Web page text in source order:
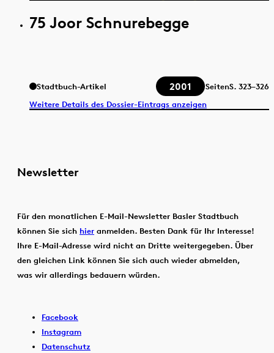
75 Joor Schnurebegge
Stadtbuch-Artikel 2001 SeitenS. 323–326
Weitere Details des Dossier-Eintrags anzeigen
Newsletter
Für den monatlichen E-Mail-Newsletter Basler Stadtbuch
können Sie sich hier anmelden. Besten Dank für Ihr Interesse!
Ihre E-Mail-Adresse wird nicht an Dritte weitergegeben. Über
den gleichen Link können Sie sich auch wieder abmelden,
was wir allerdings bedauern würden.
Facebook
Instagram
Datenschutz